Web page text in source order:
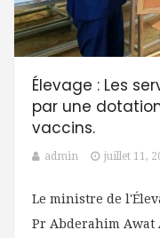
Élevage : Les
par une
vaccins.
admin juillet 11,
Le ministre de
Pr Abderahim Awat